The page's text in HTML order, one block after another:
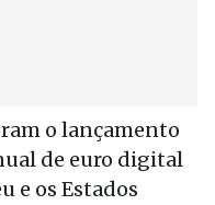
o lançamento
de euro digital
e os Estados